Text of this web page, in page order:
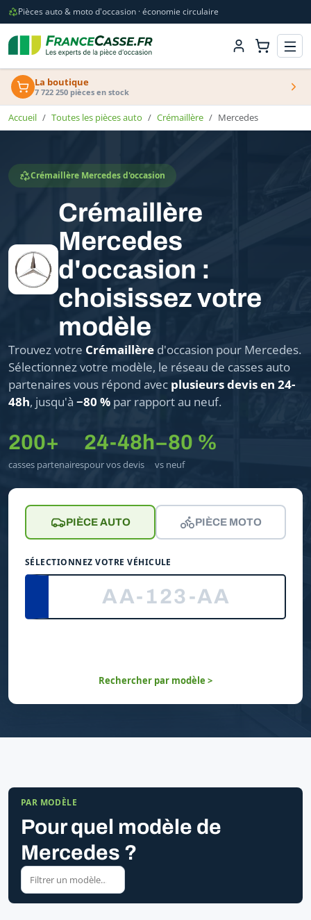
Pièces auto & moto d'occasion · économie circulaire
La boutique
7 722 250 pièces en stock
Accueil Toutes les pièces auto Crémaillère Mercedes
Crémaillère Mercedes d'occasion
Crémaillère
Mercedes
d'occasion :
choisissez votre
modèle
Trouvez votre Crémaillère d'occasion pour Mercedes.
Sélectionnez votre modèle, le réseau de casses auto
partenaires vous répond avec plusieurs devis en 24-
48h, jusqu'à −80 % par rapport au neuf.
200+
casses partenaires
24-48h
pour vos devis
−80 %
vs neuf
PIÈCE AUTO PIÈCE MOTO
SÉLECTIONNEZ VOTRE VÉHICULE
Rechercher par modèle >
PAR MODÈLE
Pour quel modèle de
Mercedes ?